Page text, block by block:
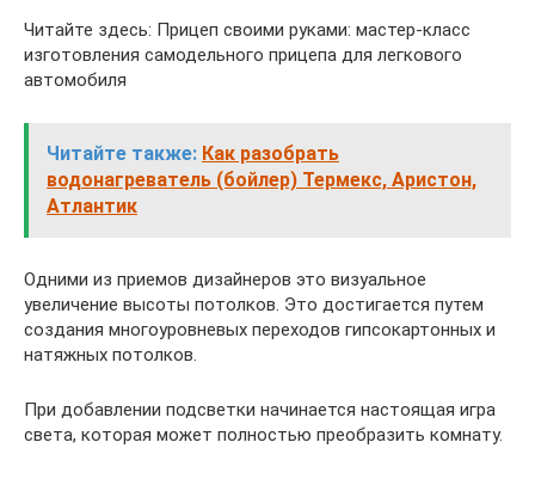
Читайте здесь: Прицеп своими руками: мастер-класс
изготовления самодельного прицепа для легкового
автомобиля
Читайте также: Как разобрать
водонагреватель (бойлер) Термекс, Аристон,
Атлантик
Одними из приемов дизайнеров это визуальное
увеличение высоты потолков. Это достигается путем
создания многоуровневых переходов гипсокартонных и
натяжных потолков.
При добавлении подсветки начинается настоящая игра
света, которая может полностью преобразить комнату.